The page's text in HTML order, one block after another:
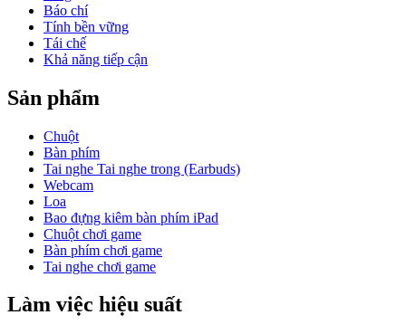
Báo chí
Tính bền vững
Tái chế
Khả năng tiếp cận
Sản phẩm
Chuột
Bàn phím
Tai nghe Tai nghe trong (Earbuds)
Webcam
Loa
Bao đựng kiêm bàn phím iPad
Chuột chơi game
Bàn phím chơi game
Tai nghe chơi game
Làm việc hiệu suất